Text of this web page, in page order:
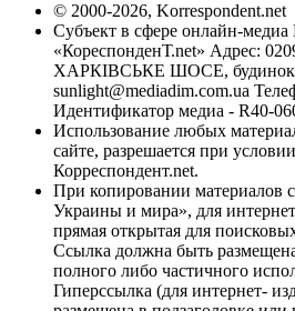
© 2000-2026, Korrespondent.net
Субъект в сфере онлайн-
«КореспонденТ.net» Адрес:
ХАРКІВСЬКЕ ШОСЕ, будинок
sunlight@mediadim.com.ua
Идентификатор медиа - R40-
Использование любых
сайте, разрешается при
Корреспондент.net.
При копировании материалов
Украины и мира», для
прямая открытая для
Ссылка должна быть
полного либо частичного
Гиперссылка (для интернет-